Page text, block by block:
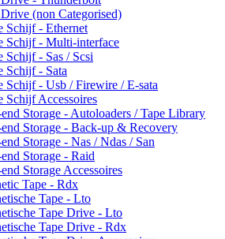
(non Categorised)
Schijf - Ethernet
Schijf - Multi-interface
Schijf - Sas / Scsi
Schijf - Sata
Schijf - Usb / Firewire / E-sata
Schijf Accessoires
Storage - Autoloaders / Tape Library
Storage - Back-up & Recovery
Storage - Nas / Ndas / San
Storage - Raid
Storage Accessoires
Tape - Rdx
Tape - Lto
Tape Drive - Lto
Tape Drive - Rdx